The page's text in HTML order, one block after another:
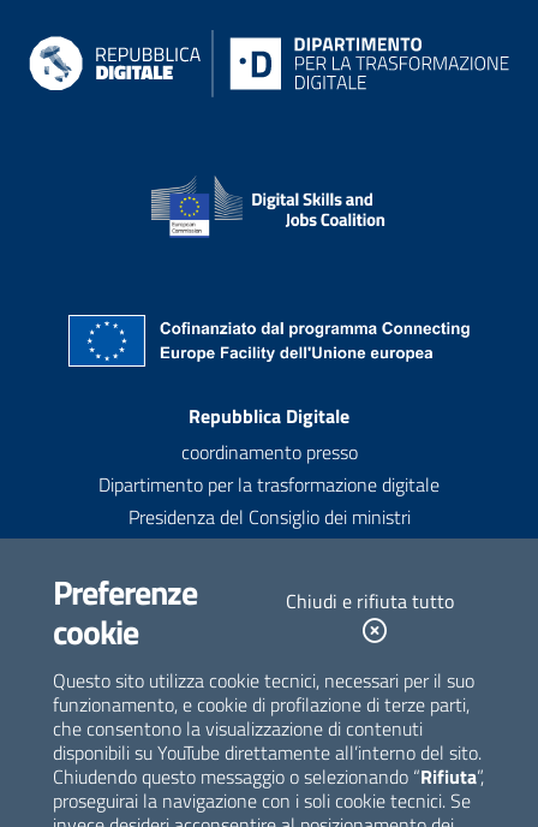
Preferenze
cookie
Chiudi e rifiuta tutto
Questo sito utilizza cookie tecnici, necessari per il suo
funzionamento, e cookie di profilazione di terze parti,
che consentono la visualizzazione di contenuti
disponibili su YouTube direttamente all’interno del sito.
Chiudendo questo messaggio o selezionando “Rifiuta”,
proseguirai la navigazione con i soli cookie tecnici. Se
Repubblica Digitale
coordinamento presso
Dipartimento per la trasformazione digitale
Presidenza del Consiglio dei ministri
contatti@repubblicadigitale.gov.it
Newsletter
Iscriviti alla newsletter
Seguici su